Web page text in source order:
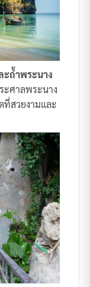
ะถ้ำพระนาง
ะศาลพระนาง
สวยงามและ